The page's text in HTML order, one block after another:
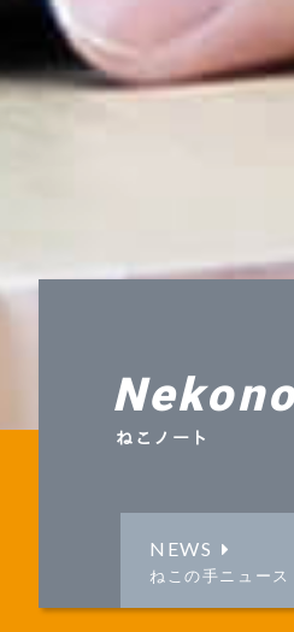
ねこノート
NEWS
ねこの手ニュース